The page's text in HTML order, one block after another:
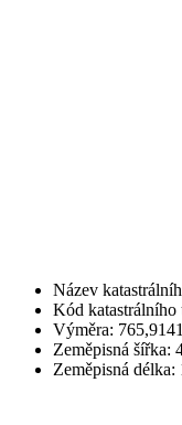
Název
Kód katastrálního
Výměra:
Zeměpisná šířka:
Zeměpisná délka: